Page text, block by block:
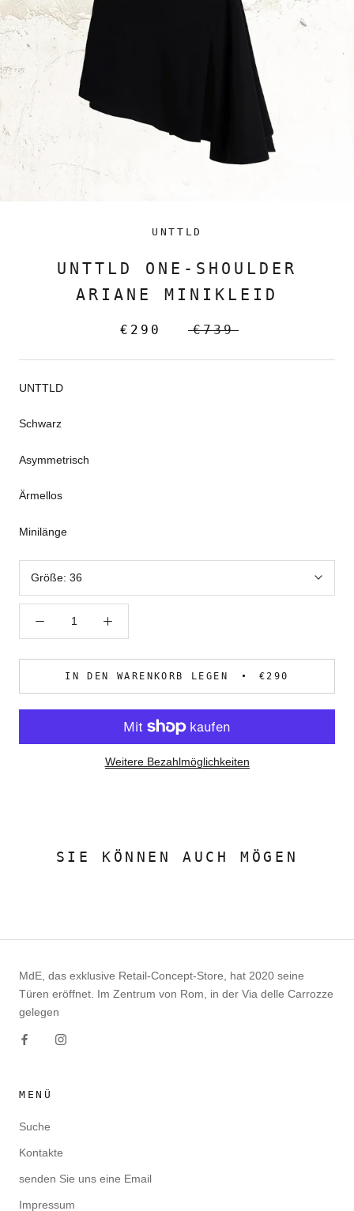
UNTTLD
UNTTLD ONE-SHOULDER
ARIANE MINIKLEID
€290 €739
UNTTLD
Schwarz
Asymmetrisch
Ärmellos
Minilänge
Größe: 36
IN DEN WARENKORB LEGEN €290
Weitere Bezahlmöglichkeiten
SIE KÖNNEN AUCH MÖGEN
MdE, das exklusive Retail-Concept-Store, hat 2020 seine
Türen eröffnet. Im Zentrum von Rom, in der Via delle Carrozze
gelegen
MENÜ
Suche
Kontakte
senden Sie uns eine Email
Impressum